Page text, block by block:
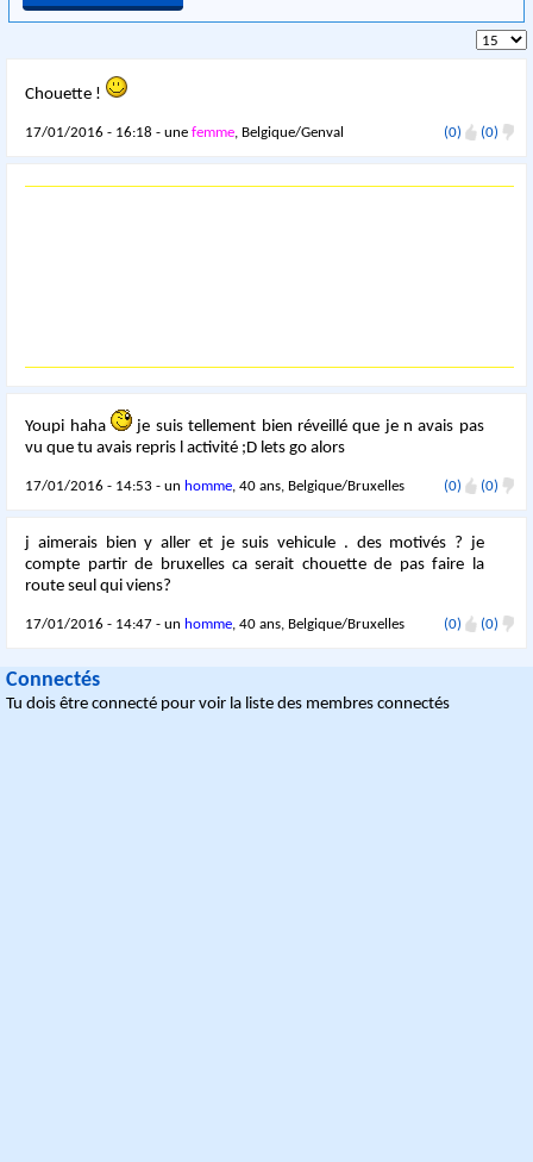
Chouette !
17/01/2016 - 16:18 - unefemme, Belgique/Genval (0) (0)
Youpi haha
je suis tellement bien réveillé que je n avais pas
vu que tu avais repris l activité ;D lets go alors
17/01/2016 - 14:53 - un homme, 40 ans, Belgique/Bruxelles (0) (0)
j aimerais bien y aller et je suis vehicule . des motivés ? je
compte partir de bruxelles ca serait chouette de pas faire la
route seul qui viens?
17/01/2016 - 14:47 - un homme, 40 ans, Belgique/Bruxelles (0) (0)
Connectés
Tu dois être connecté pour voir la liste des membres connectés